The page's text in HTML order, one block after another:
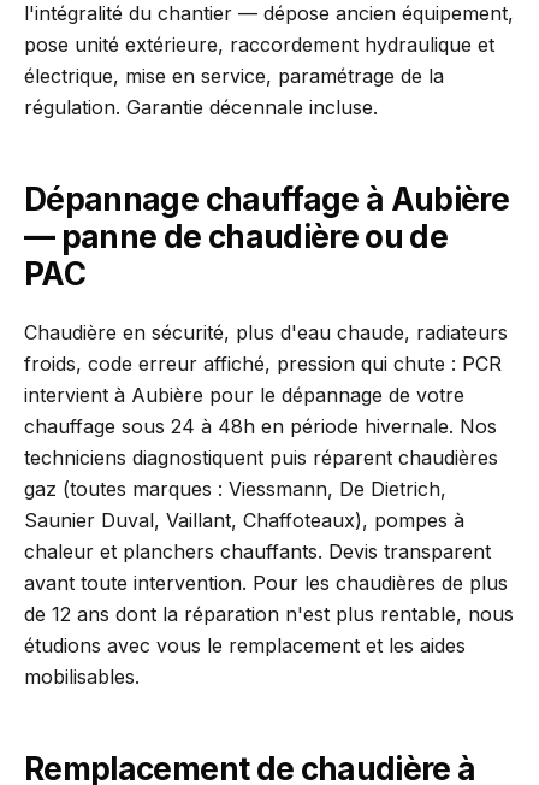
l'intégralité du chantier — dépose ancien équipement,
pose unité extérieure, raccordement hydraulique et
électrique, mise en service, paramétrage de la
régulation. Garantie décennale incluse.
Dépannage chauffage à Aubière
— panne de chaudière ou de
PAC
Chaudière en sécurité, plus d'eau chaude, radiateurs
froids, code erreur affiché, pression qui chute : PCR
intervient à Aubière pour le dépannage de votre
chauffage sous 24 à 48h en période hivernale. Nos
techniciens diagnostiquent puis réparent chaudières
gaz (toutes marques : Viessmann, De Dietrich,
Saunier Duval, Vaillant, Chaffoteaux), pompes à
chaleur et planchers chauffants. Devis transparent
avant toute intervention. Pour les chaudières de plus
de 12 ans dont la réparation n'est plus rentable, nous
étudions avec vous le remplacement et les aides
mobilisables.
Remplacement de chaudière à